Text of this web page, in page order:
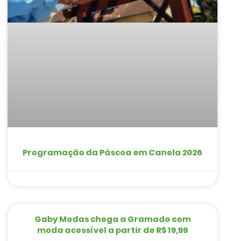
Programação da Páscoa em Canela 2026
Gaby Modas chega a Gramado com
moda acessível a partir de R$ 19,99